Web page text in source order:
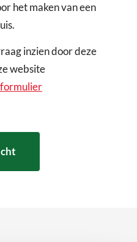
het maken van een
inzien door deze
website